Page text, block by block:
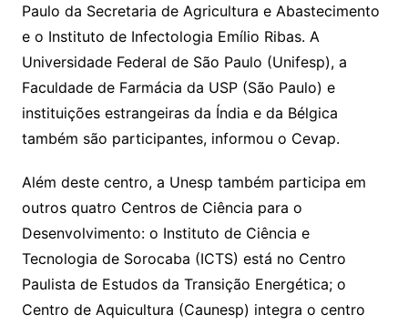
Paulo da Secretaria de Agricultura e Abastecimento
e o Instituto de Infectologia Emílio Ribas. A
Universidade Federal de São Paulo (Unifesp), a
Faculdade de Farmácia da USP (São Paulo) e
instituições estrangeiras da Índia e da Bélgica
também são participantes, informou o Cevap.
Além deste centro, a Unesp também participa em
outros quatro Centros de Ciência para o
Desenvolvimento: o Instituto de Ciência e
Tecnologia de Sorocaba (ICTS) está no Centro
Paulista de Estudos da Transição Energética; o
Centro de Aquicultura (Caunesp) integra o centro